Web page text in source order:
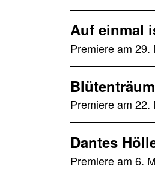
Auf einmal
Premiere am 29.
Premiere am
Dantes
Premiere am 6.